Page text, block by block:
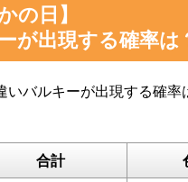
「見つけた数」をスク
の日】
が出現する確率は
いバルキーが出現する確率
合計